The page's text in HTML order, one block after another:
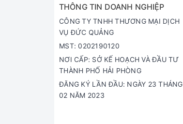
THÔNG TIN DOANH NGHIỆP
CÔNG TY TNHH THƯƠNG MẠI DỊCH
VỤ ĐỨC QUẢNG
MST: 0202190120
NƠI CẤP: SỞ KẾ HOẠCH VÀ ĐẦU TƯ
THÀNH PHỐ HẢI PHÒNG
ĐĂNG KÝ LẦN ĐẦU: NGÀY 23 THÁNG
02 NĂM 2023